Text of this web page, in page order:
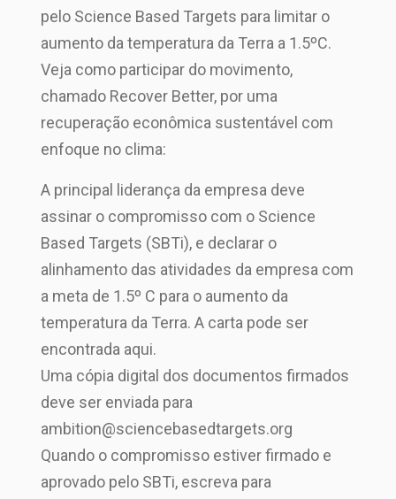
pelo Science Based Targets para limitar o
aumento da temperatura da Terra a 1.5ºC.
Veja como participar do movimento,
chamado Recover Better, por uma
recuperação econômica sustentável com
enfoque no clima:
A principal liderança da empresa deve
assinar o compromisso com o Science
Based Targets (SBTi), e declarar o
alinhamento das atividades da empresa com
a meta de 1.5º C para o aumento da
temperatura da Terra. A carta pode ser
encontrada aqui.
Uma cópia digital dos documentos firmados
deve ser enviada para
ambition@sciencebasedtargets.org
Quando o compromisso estiver firmado e
aprovado pelo SBTi, escreva para